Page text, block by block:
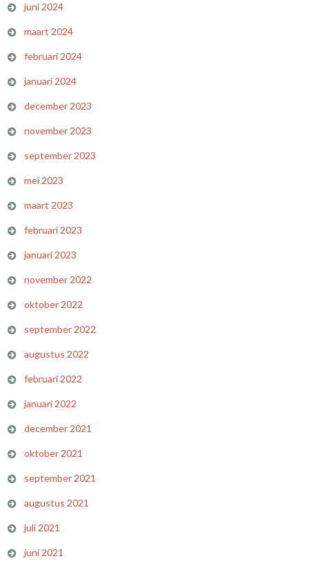
juni 2024
maart 2024
februari 2024
januari 2024
december 2023
november 2023
september 2023
mei 2023
maart 2023
februari 2023
januari 2023
november 2022
oktober 2022
september 2022
augustus 2022
februari 2022
januari 2022
december 2021
oktober 2021
september 2021
augustus 2021
juli 2021
juni 2021